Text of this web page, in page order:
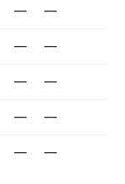
— —
— —
— —
— —
— —